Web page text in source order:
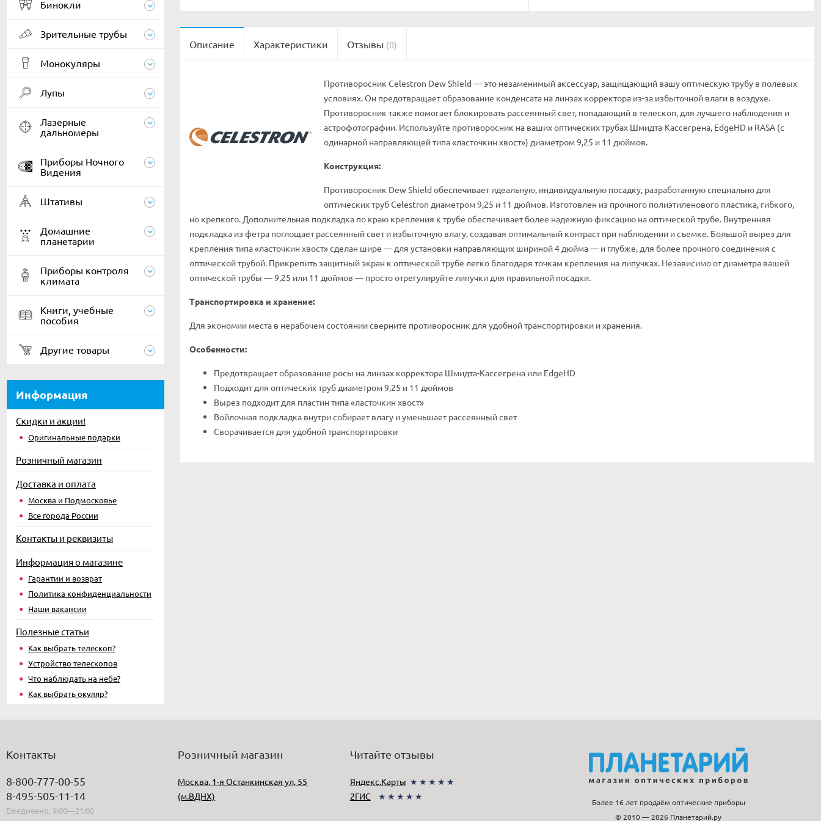
Бинокли
Зрительные трубы
Монокуляры
Лупы
Лазерные
дальномеры
Приборы Ночного
Видения
Штативы
Домашние
планетарии
Приборы контроля
климата
Книги, учебные
пособия
Другие товары
Информация
Скидки и акции!
Оригинальные подарки
Розничный магазин
Доставка и оплата
Москва и Подмосковье
Все города России
Контакты и реквизиты
Информация о магазине
Гарантии и возврат
Политика конфиденциальности
Наши вакансии
Полезные статьи
Как выбрать телескоп?
Устройство телескопов
Что наблюдать на небе?
Как выбрать окуляр?
Описание Характеристики Отзывы (0)
Противоросник Celestron Dew Shield — это незаменимый аксессуар, защищающий вашу оптическую трубу в полевых
условиях. Он предотвращает образование конденсата на линзах корректора из-за избыточной влаги в воздухе.
Противоросник также помогает блокировать рассеянный свет, попадающий в телескоп, для лучшего наблюдения и
астрофотографии. Используйте противоросник на ваших оптических трубах Шмидта-Кассегрена, EdgeHD и RASA (с
одинарной направляющей типа «ласточкин хвост») диаметром 9,25 и 11 дюймов.
Конструкция:
Противоросник Dew Shield обеспечивает идеальную, индивидуальную посадку, разработанную специально для
оптических труб Celestron диаметром 9,25 и 11 дюймов. Изготовлен из прочного полиэтиленового пластика, гибкого,
но крепкого. Дополнительная подкладка по краю крепления к трубе обеспечивает более надежную фиксацию на оптической трубе. Внутренняя
подкладка из фетра поглощает рассеянный свет и избыточную влагу, создавая оптимальный контраст при наблюдении и съемке. Большой вырез для
крепления типа «ласточкин хвост» сделан шире — для установки направляющих шириной 4 дюйма — и глубже, для более прочного соединения с
оптической трубой. Прикрепить защитный экран к оптической трубе легко благодаря точкам крепления на липучках. Независимо от диаметра вашей
оптической трубы — 9,25 или 11 дюймов — просто отрегулируйте липучки для правильной посадки.
Транспортировка и хранение:
Для экономии места в нерабочем состоянии сверните противоросник для удобной транспортировки и хранения.
Особенности:
Предотвращает образование росы на линзах корректора Шмидта-Кассегрена или EdgeHD
Подходит для оптических труб диаметром 9,25 и 11 дюймов
Вырез подходит для пластин типа «ласточкин хвост»
Войлочная подкладка внутри собирает влагу и уменьшает рассеянный свет
Сворачивается для удобной транспортировки
Контакты
8-800-777-00-55
8-495-505-11-14
Ежедневно, 9:00—21:00
Розничный магазин
Москва, 1-я Останкинская ул, 55
(м.ВДНХ)
Читайте отзывы
Яндекс.Карты ★★★★★
2ГИС
★★★★★
Более 16 лет продаём оптические приборы
© 2010 — 2026 Планетарий.ру